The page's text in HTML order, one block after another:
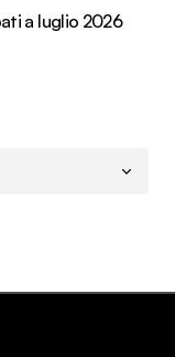
a luglio 2026